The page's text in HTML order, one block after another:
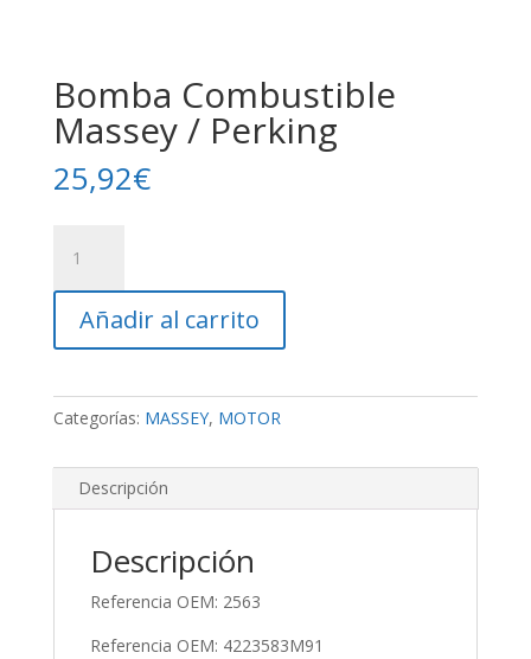
Bomba Combustible
Massey / Perking
25,92€
Combustible
Massey
Perking
Añadir al carrito
Categorías: MASSEY, MOTOR
Descripción
Descripción
Referencia OEM: 2563
Referencia OEM: 4223583M91